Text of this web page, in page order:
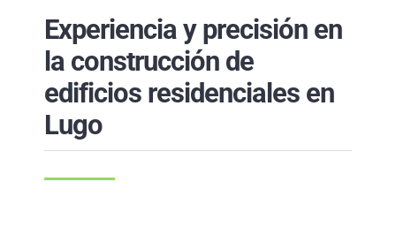
Experiencia y precisión en
la construcción de
edificios residenciales en
Lugo